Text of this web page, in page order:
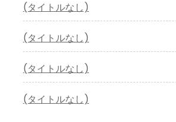
(タイトルなし)
(タイトルなし)
(タイトルなし)
(タイトルなし)